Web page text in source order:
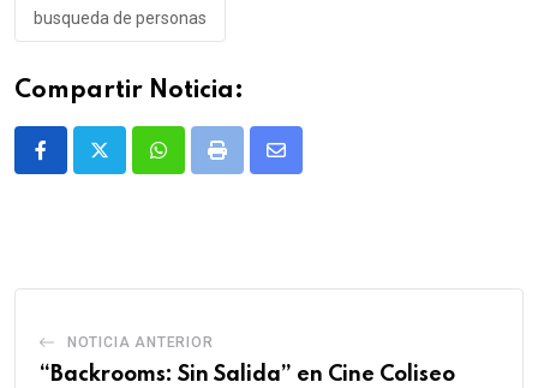
busqueda de personas
Compartir Noticia:
WhatsappPrint
Share
NOTICIA ANTERIOR
“Backrooms: Sin Salida” en Cine Coliseo